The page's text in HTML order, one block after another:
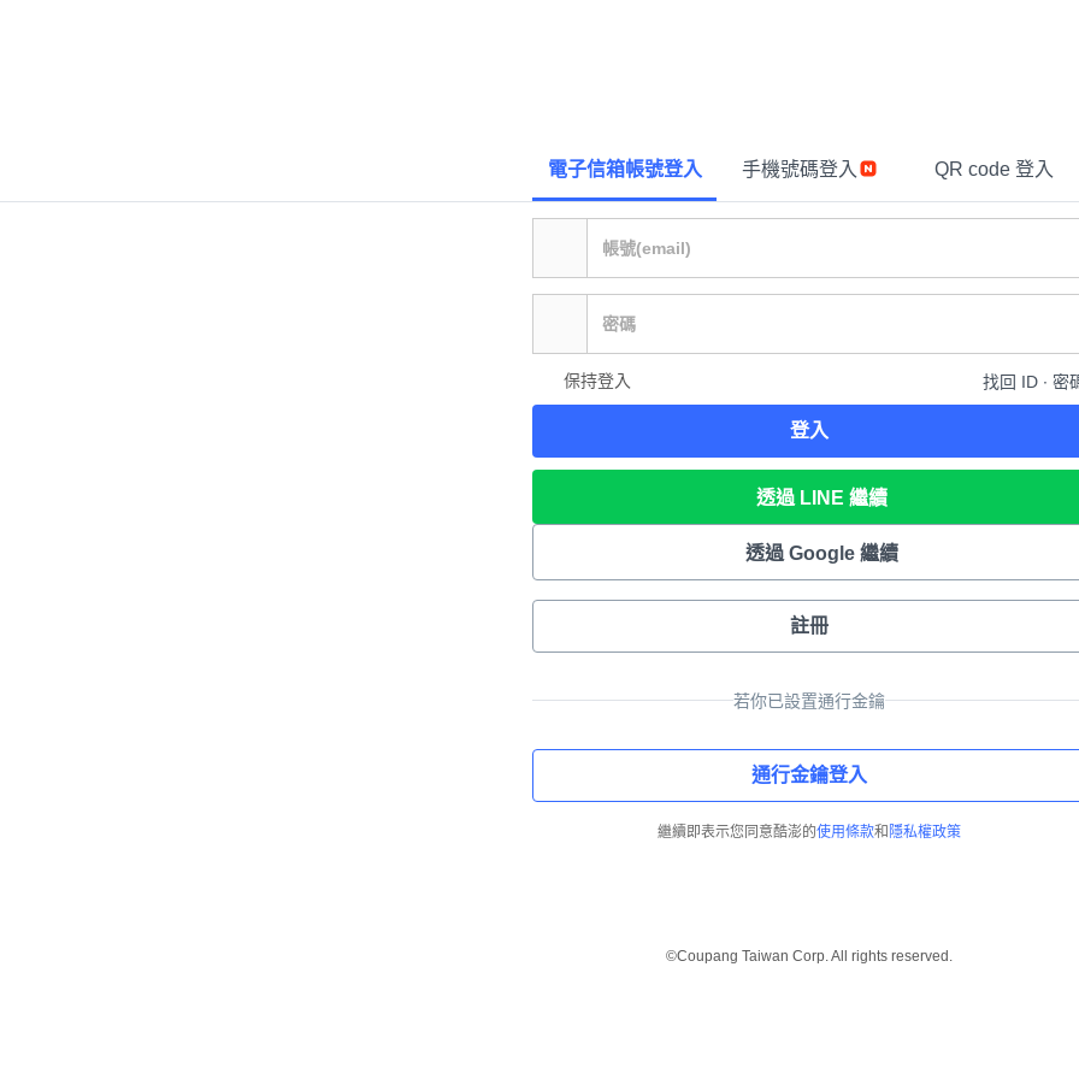
電子信箱帳號登入 手機號碼登入 QR code 登入
保持登入 找回 ID ∙ 密
登入
透過 LINE 繼續
透過 Google 繼續
註冊
若你已設置通行金鑰
通行金鑰登入
繼續即表示您同意酷澎的使用條款和 隱私權政策
©Coupang Taiwan Corp. All rights reserved.